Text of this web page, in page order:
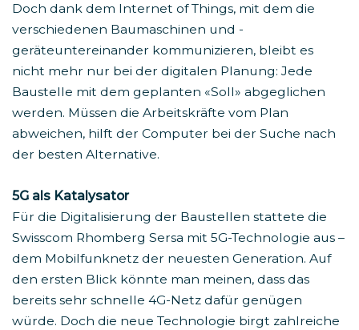
Doch dank dem Internet of Things, mit dem die
verschiedenen Baumaschinen und -
geräteuntereinander kommunizieren, bleibt es
nicht mehr nur bei der digitalen Planung: Jede
Baustelle mit dem geplanten «Soll» abgeglichen
werden. Müssen die Arbeitskräfte vom Plan
abweichen, hilft der Computer bei der Suche nach
der besten Alternative.
5G als Katalysator
Für die Digitalisierung der Baustellen stattete die
Swisscom Rhomberg Sersa mit 5G-Technologie aus –
dem Mobilfunknetz der neuesten Generation. Auf
den ersten Blick könnte man meinen, dass das
bereits sehr schnelle 4G-Netz dafür genügen
würde. Doch die neue Technologie birgt zahlreiche